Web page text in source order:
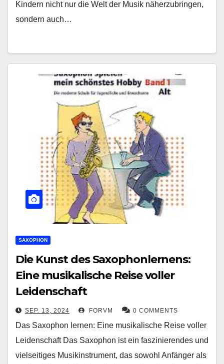
Kindern nicht nur die Welt der Musik näherzubringen,
sondern auch…
SAXOPHON
Die Kunst des Saxophonlernens:
Eine musikalische Reise voller
Leidenschaft
SEP. 13, 2024 FORVM 0 COMMENTS
Das Saxophon lernen: Eine musikalische Reise voller
Leidenschaft Das Saxophon ist ein faszinierendes und
vielseitiges Musikinstrument, das sowohl Anfänger als